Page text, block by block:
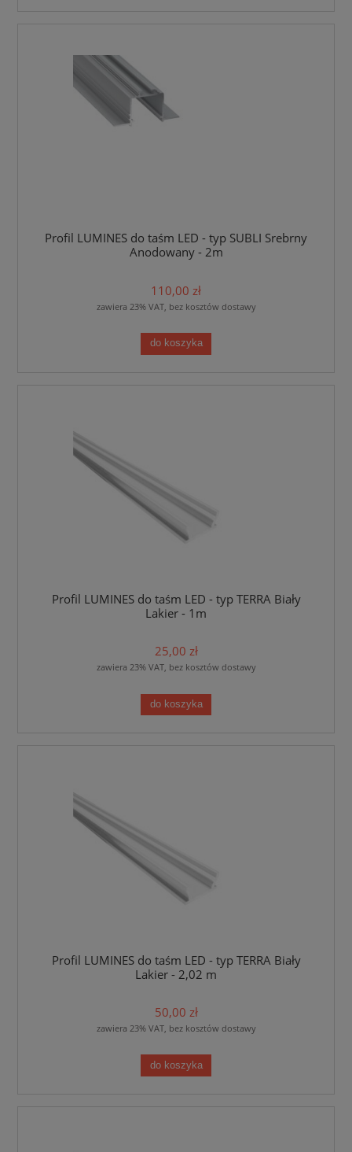
Profil LUMINES do taśm LED - typ SUBLI Srebrny
Anodowany - 2m
110,00 zł
zawiera 23% VAT, bez kosztów dostawy
do koszyka
Profil LUMINES do taśm LED - typ TERRA Biały
Lakier - 1m
25,00 zł
zawiera 23% VAT, bez kosztów dostawy
do koszyka
Profil LUMINES do taśm LED - typ TERRA Biały
Lakier - 2,02 m
50,00 zł
zawiera 23% VAT, bez kosztów dostawy
do koszyka